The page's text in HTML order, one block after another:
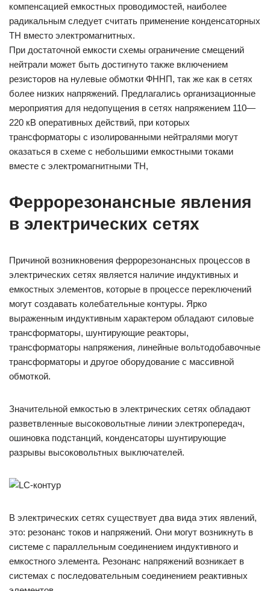
компенсацией емкостных проводимостей, наиболее
радикальным следует считать применение конденсаторных
ТН вместо электромагнитных.
При достаточной емкости схемы ограничение смещений
нейтрали может быть достигнуто также включением
резисторов на нулевые обмотки ФННП, так же как в сетях
более низких напряжений. Предлагались организационные
мероприятия для недопущения в сетях напряжением 110—
220 кВ оперативных действий, при которых
трансформаторы с изолированными нейтралями могут
оказаться в схеме с небольшими емкостными токами
вместе с электромагнитными ТН,
Феррорезонансные явления
в электрических сетях
Причиной возникновения феррорезонансных процессов в
электрических сетях является наличие индуктивных и
емкостных элементов, которые в процессе переключений
могут создавать колебательные контуры. Ярко
выраженным индуктивным характером обладают силовые
трансформаторы, шунтирующие реакторы,
трансформаторы напряжения, линейные вольтодобавочные
трансформаторы и другое оборудование с массивной
обмоткой.
Значительной емкостью в электрических сетях обладают
разветвленные высоковольтные линии электропередач,
ошиновка подстанций, конденсаторы шунтирующие
разрывы высоковольтных выключателей.
В электрических сетях существует два вида этих явлений,
это: резонанс токов и напряжений. Они могут возникнуть в
системе с параллельным соединением индуктивного и
емкостного элемента. Резонанс напряжений возникает в
системах с последовательным соединением реактивных